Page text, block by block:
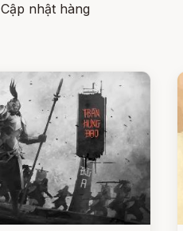
Cập nhật hàng